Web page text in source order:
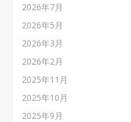
2026年7月
2026年5月
2026年3月
2026年2月
2025年11月
2025年10月
2025年9月